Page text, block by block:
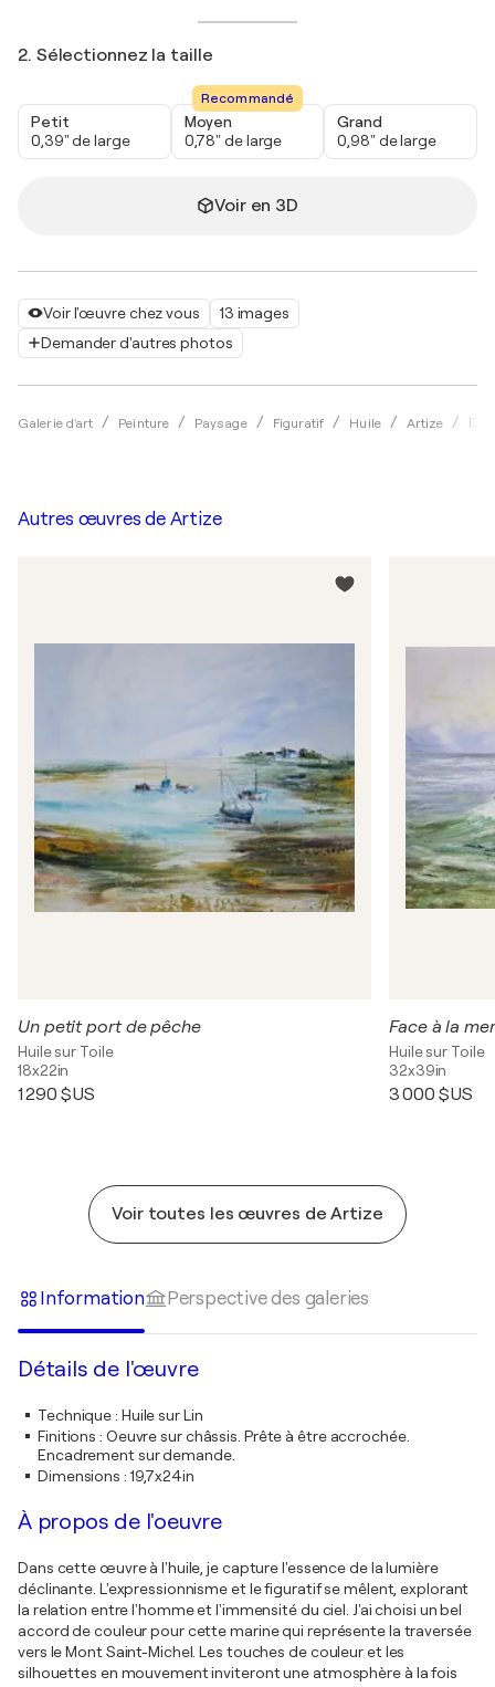
Voir l'œuvre chez vous
13 images
Demander d'autres photos
Galerie d'art Peinture Paysage Figuratif Huile Artize
2. Sélectionnez la taille
Petit
0,39" de large
Recommandé
Moyen
0,78" de large
Grand
0,98" de large
Voir en 3D
Autres œuvres de Artize
Un petit port de pêche
Huile sur Toile
18x22in
1 290 $US
Face à la mer
Huile sur Toile
32x39in
3 000 $US
Voir toutes les œuvres de Artize
Information Perspective des galeries
Détails de l'œuvre
Technique: Huile sur Lin
Finitions : Oeuvre sur châssis. Prête à être accrochée.
Encadrement sur demande.
Dimensions : 19,7x24in
À propos de l'oeuvre
Dans cette œuvre à l'huile, je capture l'essence de la lumière
déclinante. L'expressionnisme et le figuratif se mêlent, explorant
la relation entre l'homme et l'immensité du ciel. J'ai choisi un bel
accord de couleur pour cette marine qui représente la traversée
vers le Mont Saint-Michel. Les touches de couleur et les
silhouettes en mouvement inviteront une atmosphère à la fois